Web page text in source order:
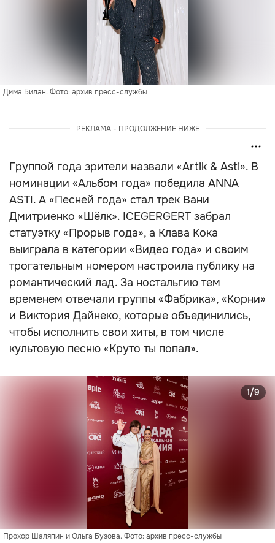
Дима Билан. Фото: архив пресс-службы
РЕКЛАМА - ПРОДОЛЖЕНИЕ НИЖЕ
Группой года зрители назвали «Artik & Asti». В
номинации «Альбом года» победила ANNA
ASTI. А «Песней года» стал трек Вани
Дмитриенко «Шёлк». ICEGERGERT забрал
статуэтку «Прорыв года», а Клава Кока
выиграла в категории «Видео года» и своим
трогательным номером настроила публику на
романтический лад. За ностальгию тем
временем отвечали группы «Фабрика», «Корни»
и Виктория Дайнеко, которые объединились,
чтобы исполнить свои хиты, в том числе
культовую песню «Круто ты попал».
Прохор Шаляпин и Ольга Бузова. Фото: архив пресс-службы
1/9